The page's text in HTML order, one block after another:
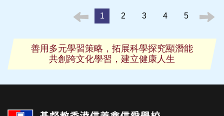
1 2 3 4 5
善用多元學習策略，拓展科學探究顯潛能
共創跨文化學習，建立健康人生